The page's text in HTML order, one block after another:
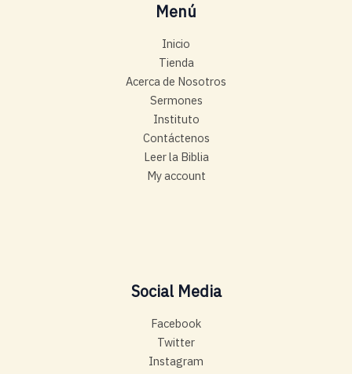
Menú
Inicio
Tienda
Acerca de Nosotros
Sermones
Instituto
Contáctenos
Leer la Biblia
My account
Social Media
Facebook
Twitter
Instagram